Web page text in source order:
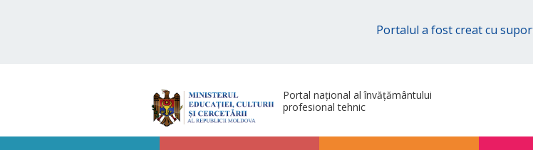
Portalul a fost creat cu
Portal național al învățământului
profesional tehnic